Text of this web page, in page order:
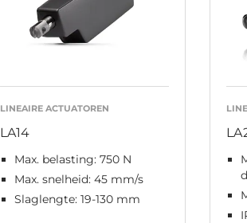
LINEAIRE ACTUATOREN
LA14
Max. belasting: 750 N
Max. snelheid: 45 mm/s
Slaglengte: 19-130 mm